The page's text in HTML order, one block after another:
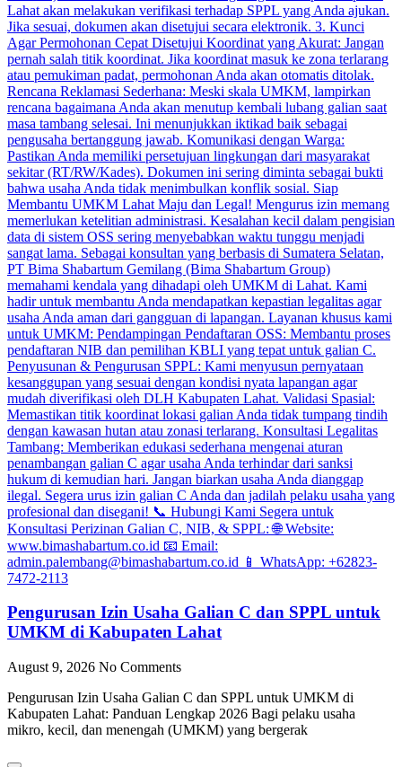
Pengurusan Izin Usaha Galian C dan SPPL untuk
UMKM di Kabupaten Lahat
August 9, 2026 No Comments
Pengurusan Izin Usaha Galian C dan SPPL untuk UMKM di
Kabupaten Lahat: Panduan Lengkap 2026 Bagi pelaku usaha
mikro, kecil, dan menengah (UMKM) yang bergerak